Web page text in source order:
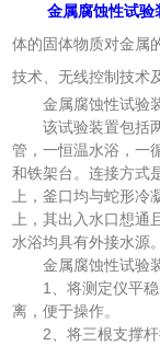
金属腐蚀性试验
体的固体物质对金属
技术、无线控制技术
金属腐蚀性试验装
该试验装置包括两
管，一恒温水浴，一
和铁架台。连接方式
上，釜口均与蛇形
上，其出入水口想
水浴均具有外接水源。
金属腐蚀性试验装
1、将测定仪平稳
离，便于操作。
2、将三根支撑杆